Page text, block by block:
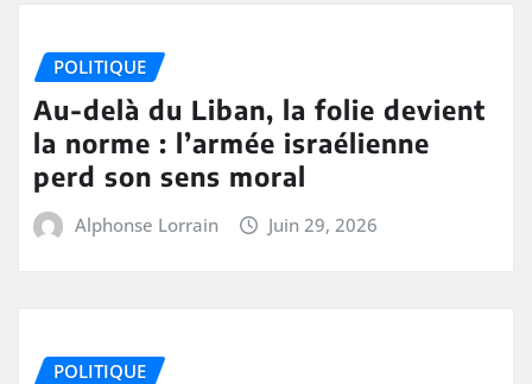
POLITIQUE
Au-delà du Liban, la folie devient
la norme : l’armée israélienne
perd son sens moral
Alphonse Lorrain Juin 29, 2026
POLITIQUE